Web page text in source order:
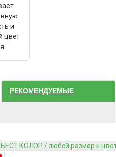
и
цвет
РЕКОМЕНДУЕМЫЕ